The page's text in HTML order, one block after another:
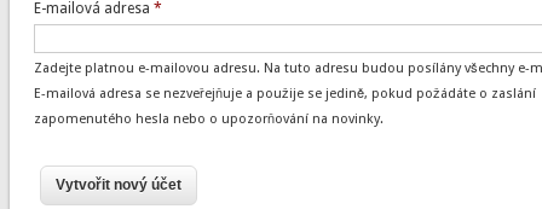
E-mailová adresa *
Zadejte platnou e-mailovou adresu. Na tuto adresu budou posílány všechny e-
E-mailová adresa se nezveřejňuje a použije se jedině, pokud požádáte o zaslání
zapomenutého hesla nebo o upozorňování na novinky.